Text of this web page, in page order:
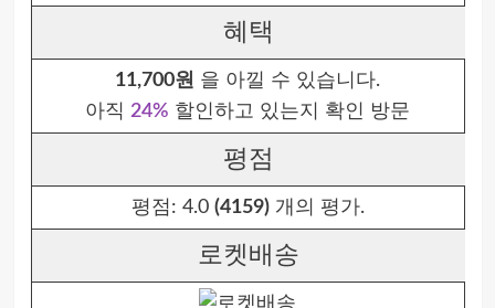
혜택
11,700원 을 아낄 수 있습니다.
아직 24% 할인하고 있는지 확인 방문
평점
평점: 4.0 (4159)개의 평가.
로켓배송